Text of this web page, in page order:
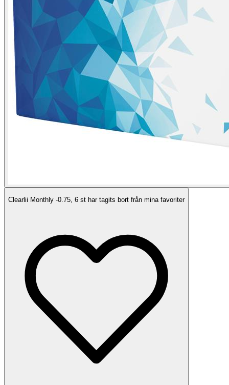
Clearlii Monthly -0.75, 6 st har tagits bort från mina favoriter